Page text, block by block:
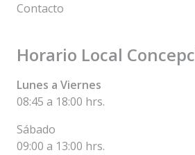
Contacto
Horario Local
Lunes a Viernes
08:45 a 18:00 hrs.
Sábado
09:00 a 13:00 hrs.